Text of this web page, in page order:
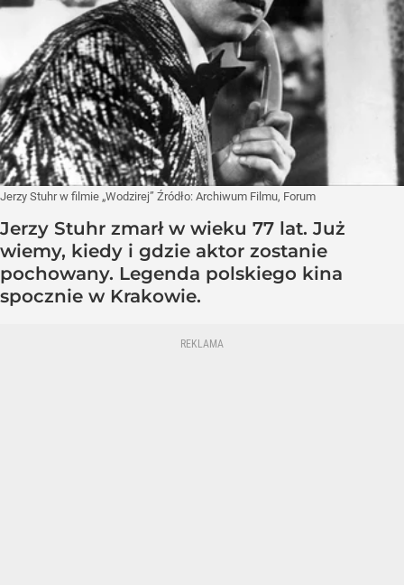
Jerzy Stuhr w filmie „Wodzirej” Źródło: Archiwum Filmu, Forum
Jerzy Stuhr zmarł w wieku 77 lat. Już
wiemy, kiedy i gdzie aktor zostanie
pochowany. Legenda polskiego kina
spocznie w Krakowie.